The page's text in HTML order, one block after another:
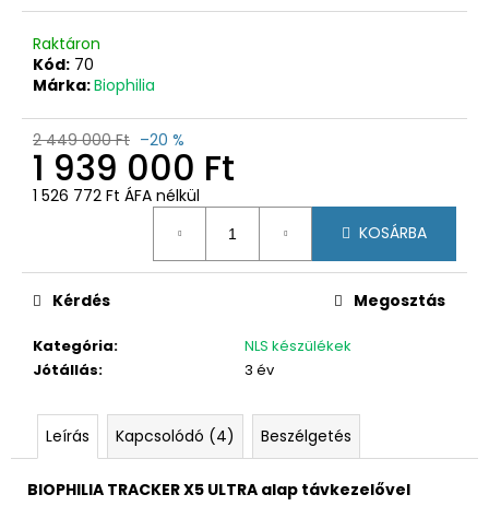
Raktáron
Kód: 70
Márka:Biophilia
2 449 000 Ft –20 %
1 939 000 Ft
1 526 772 Ft ÁFA nélkül
KOSÁRBA
Kategória:
NLS készülékek
Jótállás: 3 év
Kérdés Megosztás
Leírás Kapcsolódó (4) Beszélgetés
BIOPHILIA TRACKER X5 ULTRA alap távkezelővel